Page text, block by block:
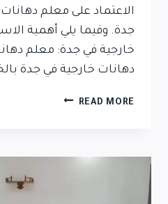
الاعتماد على معلم
جدة. وفيما يلي أهمية
خارجية في جدة: معلم
دهانات خارجية في جدة
READ MORE